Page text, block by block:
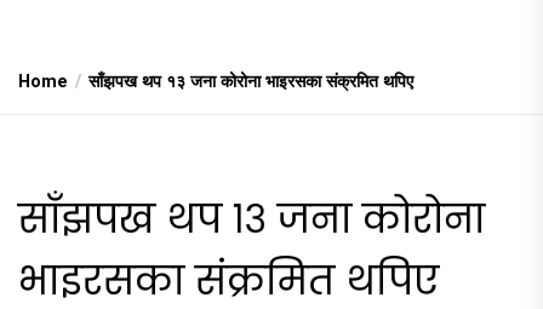
Home साँझपख थप १३ जना कोरोना भाइरसका संक्रमित थपिए
साँझपख थप १३ जना कोरोना
भाइरसका संक्रमित थपिए